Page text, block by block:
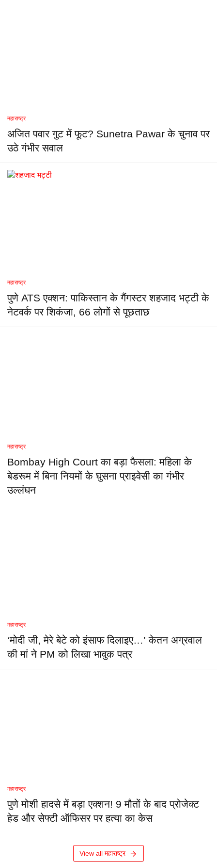
महाराष्ट्र
अजित पवार गुट में फूट? Sunetra Pawar के चुनाव पर
उठे गंभीर सवाल
महाराष्ट्र
पुणे ATS एक्शन: पाकिस्तान के गैंगस्टर शहजाद भट्टी के
नेटवर्क पर शिकंजा, 66 लोगों से पूछताछ
महाराष्ट्र
Bombay High Court का बड़ा फैसला: महिला के
बेडरूम में बिना नियमों के घुसना प्राइवेसी का गंभीर
उल्लंघन
महाराष्ट्र
‘मोदी जी, मेरे बेटे को इंसाफ दिलाइए…’ केतन अग्रवाल
की मां ने PM को लिखा भावुक पत्र
महाराष्ट्र
पुणे मोशी हादसे में बड़ा एक्शन! 9 मौतों के बाद प्रोजेक्ट
हेड और सेफ्टी ऑफिसर पर हत्या का केस
View all महाराष्ट्र